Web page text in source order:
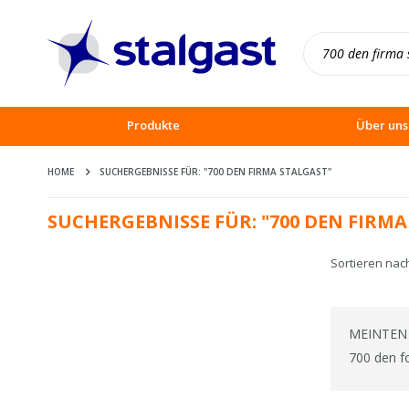
Produkte Über uns
HOME SUCHERGEBNISSE FÜR: "700 DEN FIRMA STALGAST"
SUCHERGEBNISSE FÜR: "700 DEN
Sortieren
MEINTEN
700 den